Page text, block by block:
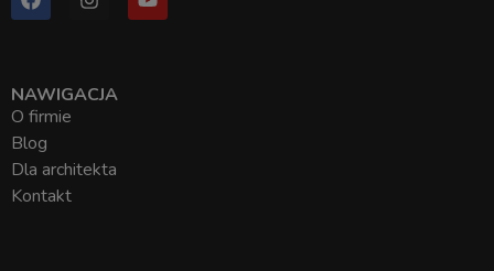
NAWIGACJA
O firmie
Blog
Dla architekta
Kontakt